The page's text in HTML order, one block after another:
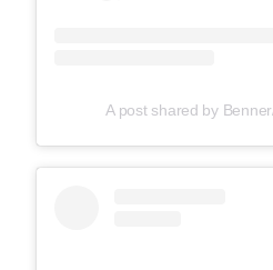
A post shared by